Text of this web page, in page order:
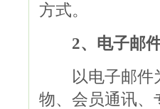
方式。
2、电子邮
以电子邮件为
物、会员通讯、